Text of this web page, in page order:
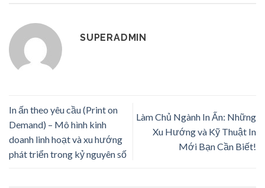
SUPERADMIN
In ấn theo yêu cầu (Print on
Demand) – Mô hình kinh
doanh linh hoạt và xu hướng
phát triển trong kỷ nguyên số
Làm Chủ Ngành In Ấn: Những
Xu Hướng và Kỹ Thuật In
Mới Bạn Cần Biết!